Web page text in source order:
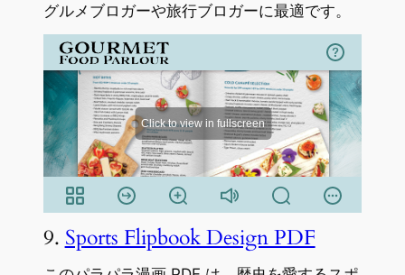
グルメブロガーや旅行ブロガーに最適です。
9. Sports Flipbook Design PDF